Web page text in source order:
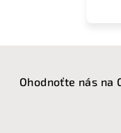
Ohodnoťte nás na